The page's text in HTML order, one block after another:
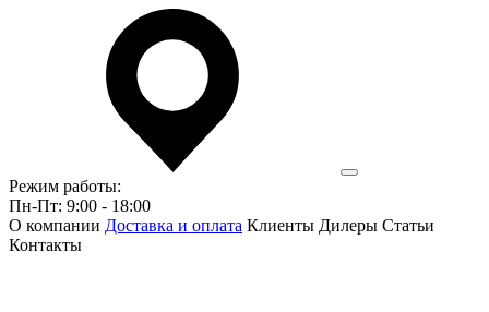
Режим работы:
Пн-Пт: 9:00 - 18:00
О компании Доставка и оплата Клиенты Дилеры Статьи
Контакты